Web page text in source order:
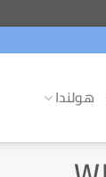
هولندا